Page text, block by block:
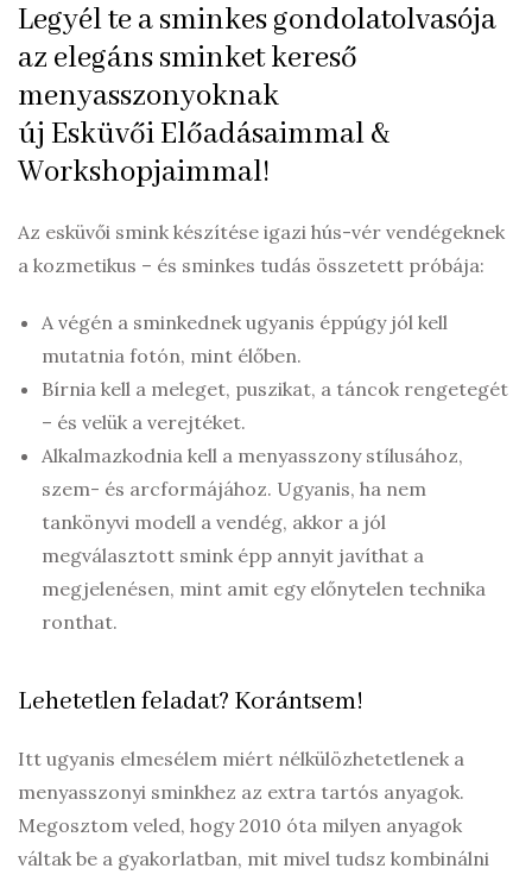
Legyél te a sminkes gondolatolvasója
az elegáns sminket kereső
menyasszonyoknak
új Esküvői Előadásaimmal &
Workshopjaimmal!
Az esküvői smink készítése igazi hús-vér vendégeknek
a kozmetikus – és sminkes tudás összetett próbája:
A végén a sminkednek ugyanis éppúgy jól kell
mutatnia fotón, mint élőben.
Bírnia kell a meleget, puszikat, a táncok rengetegét
– és velük a verejtéket.
Alkalmazkodnia kell a menyasszony stílusához,
szem- és arcformájához. Ugyanis, ha nem
tankönyvi modell a vendég, akkor a jól
megválasztott smink épp annyit javíthat a
megjelenésen, mint amit egy előnytelen technika
ronthat.
Lehetetlen feladat? Korántsem!
Itt ugyanis elmesélem miért nélkülözhetetlenek a
menyasszonyi sminkhez az extra tartós anyagok.
Megosztom veled, hogy 2010 óta milyen anyagok
váltak be a gyakorlatban, mit mivel tudsz kombinálni